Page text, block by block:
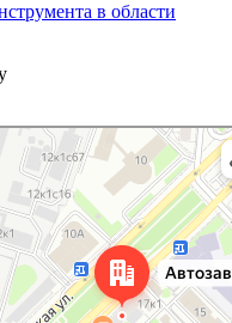
в области